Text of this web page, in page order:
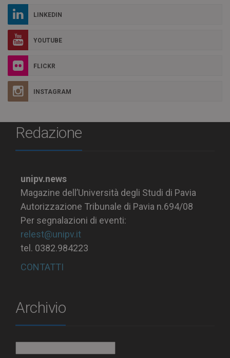
LINKEDIN
YOUTUBE
FLICKR
INSTAGRAM
Redazione
unipv.news
Magazine dell’Università degli Studi di Pavia
Autorizzazione Tribunale di Pavia n.694/08
Per segnalazioni di eventi:
relest@unipv.it
tel. 0382.984223
CONTATTI
Archivio